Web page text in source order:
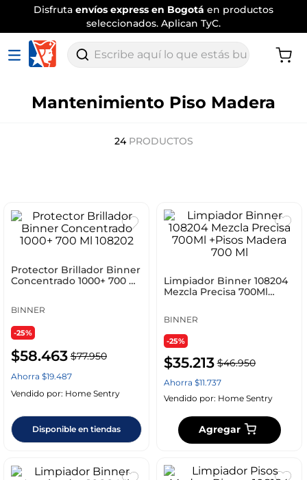
Envíotradicional gratispor comprassuperiores a $120.000
Aplican TyC
Escribe aquí lo que estás buscando
Mantenimiento Piso Madera
24 PRODUCTOS
Protector Brillador Binner
Concentrado 1000+ 700 Ml
BINNER
-25%
$58.463 $77.950
Ahorra $19.487
Vendido por: Home Sentry
Disponible en tiendas
Limpiador Binner 108204
Mezcla Precisa 700Ml
BINNER
-25%
$35.213 $46.950
Ahorra $11.737
Vendido por: Home Sentry
Agregar